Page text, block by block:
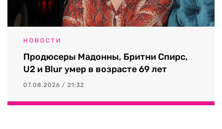
НОВОСТИ
Продюсеры Мадонны, Бритни Спирс,
U2 и Blur умер в возрасте 69 лет
07.08.2026 / 21:32